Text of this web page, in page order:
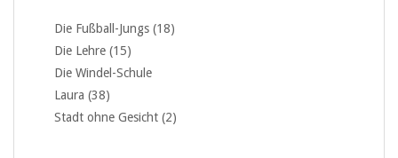
Die Fußball-Jungs (18)
Die Lehre (15)
Die Windel-Schule
Laura (38)
Stadt ohne Gesicht (2)